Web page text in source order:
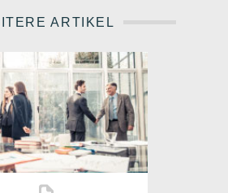
ARTIKEL